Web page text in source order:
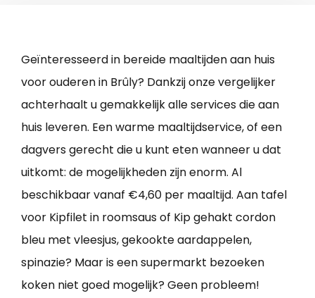
Geïnteresseerd in bereide maaltijden aan huis
voor ouderen in Brûly? Dankzij onze vergelijker
achterhaalt u gemakkelijk alle services die aan
huis leveren. Een warme maaltijdservice, of een
dagvers gerecht die u kunt eten wanneer u dat
uitkomt: de mogelijkheden zijn enorm. Al
beschikbaar vanaf €4,60 per maaltijd. Aan tafel
voor Kipfilet in roomsaus of Kip gehakt cordon
bleu met vleesjus, gekookte aardappelen,
spinazie? Maar is een supermarkt bezoeken
koken niet goed mogelijk? Geen probleem!